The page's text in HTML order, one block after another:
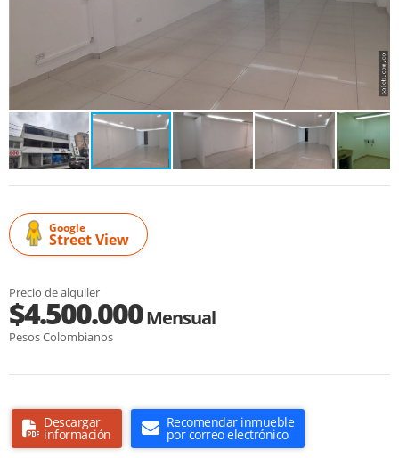
Google
Street View
Precio de alquiler
$4.500.000Mensual
Pesos Colombianos
Descargar
información
Recomendar inmueble
por correo electrónico